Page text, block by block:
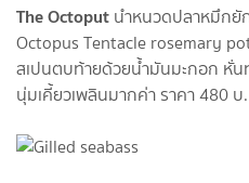
The Octoput นำหนวดปลาหมึกยั
Octopus Tentacle rosemary
สเปนตบท้ายด้วยน้ำมันมะกอก หั่
นุ่มเคี้ยวเพลินมากค่า ราคา 480 บ.